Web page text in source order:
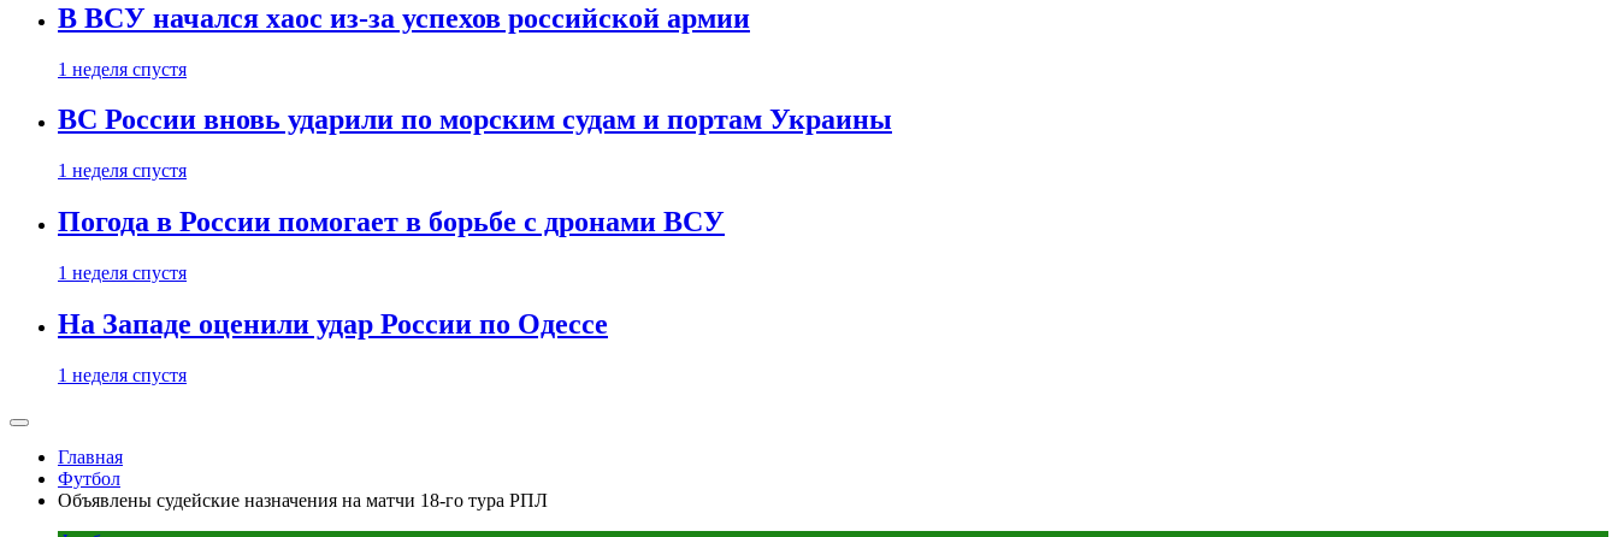
В ВСУ начался хаос из-за успехов российской армии
1 неделя спустя
ВС России вновь ударили по морским судам и портам Украины
1 неделя спустя
Погода в России помогает в борьбе с дронами ВСУ
1 неделя спустя
На Западе оценили удар России по Одессе
1 неделя спустя
Главная
Футбол
Объявлены судейские назначения на матчи 18-го тура РПЛ